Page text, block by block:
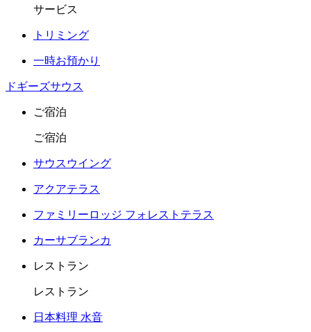
サービス
トリミング
一時お預かり
ドギーズサウス
ご宿泊
ご宿泊
サウスウイング
アクアテラス
ファミリーロッジ フォレストテラス
カーサブランカ
レストラン
レストラン
日本料理 水音